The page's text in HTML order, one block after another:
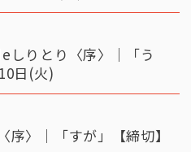
しりとり〈序〉｜「う
日(火)
〉｜「すが」【締切】